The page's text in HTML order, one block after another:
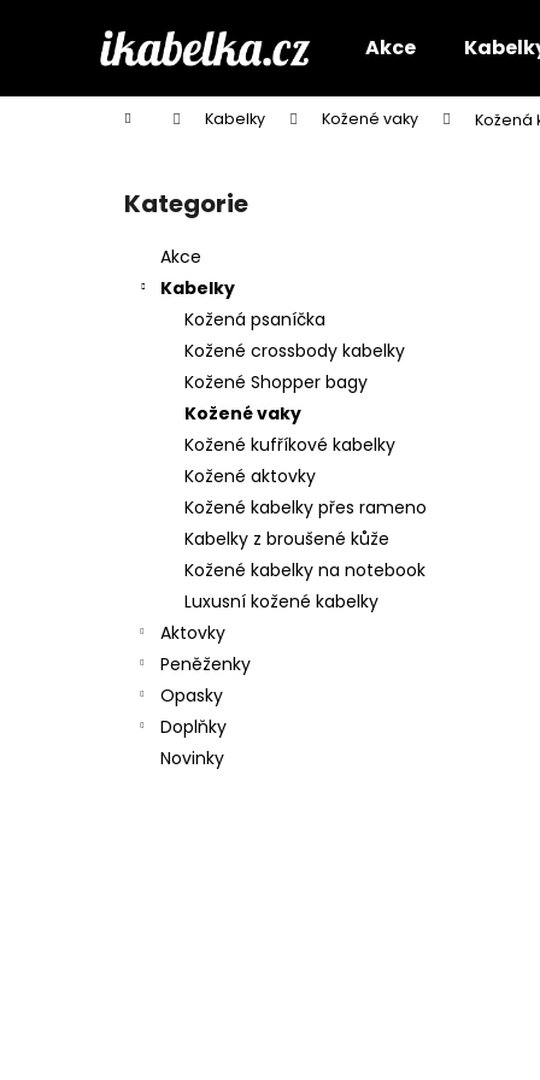
Akce
Domů Kabelky Kožené vaky Kožená
Přeskočit
kategorie
Kategorie
Akce
Kabelky
Kožená psaníčka
Kožené crossbody kabelky
Kožené Shopper bagy
Kožené vaky
Kožené kufříkové kabelky
Kožené aktovky
Kožené kabelky přes rameno
Kabelky z broušené kůže
Kožené kabelky na notebook
Luxusní kožené kabelky
Aktovky
Peněženky
Opasky
Doplňky
Novinky
í
Zpět
do
Zpět
do